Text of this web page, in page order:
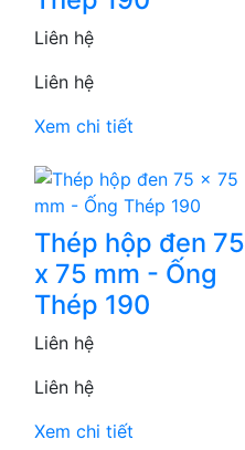
Liên hệ
Liên hệ
Xem chi tiết
Thép hộp đen 75
x 75 mm - Ống
Thép 190
Liên hệ
Liên hệ
Xem chi tiết